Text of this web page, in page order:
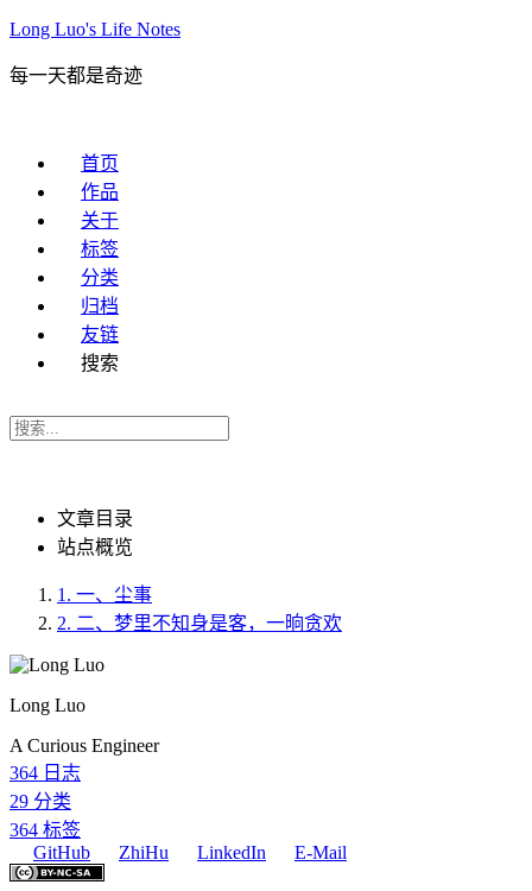
Long Luo's Life Notes
每一天都是奇迹
首页
作品
关于
标签
分类
归档
友链
搜索
文章目录
站点概览
1. 一、尘事
2. 二、梦里不知身是客，一晌贪欢
Long Luo
A Curious Engineer
364 日志
29 分类
364 标签
GitHub
ZhiHu LinkedIn E-Mail